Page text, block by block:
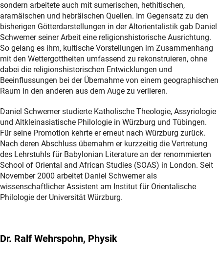
sondern arbeitete auch mit sumerischen, hethitischen,
aramäischen und hebräischen Quellen. Im Gegensatz zu den
bisherigen Götterdarstellungen in der Altorientalistik gab Daniel
Schwemer seiner Arbeit eine religionshistorische Ausrichtung.
So gelang es ihm, kultische Vorstellungen im Zusammenhang
mit den Wettergottheiten umfassend zu rekonstruieren, ohne
dabei die religionshistorischen Entwicklungen und
Beeinflussungen bei der Übernahme von einem geographischen
Raum in den anderen aus dem Auge zu verlieren.
Daniel Schwemer studierte Katholische Theologie, Assyriologie
und Altkleinasiatische Philologie in Würzburg und Tübingen.
Für seine Promotion kehrte er erneut nach Würzburg zurück.
Nach deren Abschluss übernahm er kurzzeitig die Vertretung
des Lehrstuhls für Babylonian Literature an der renommierten
School of Oriental and African Studies (SOAS) in London. Seit
November 2000 arbeitet Daniel Schwemer als
wissenschaftlicher Assistent am Institut für Orientalische
Philologie der Universität Würzburg.
Dr. Ralf Wehrspohn, Physik